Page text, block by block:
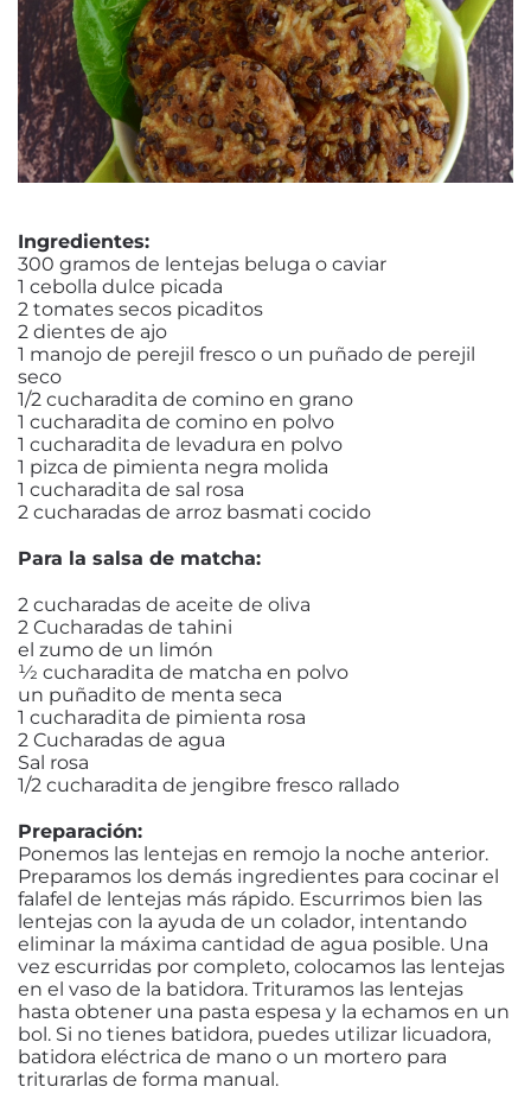
Ingredientes:
300 gramos de lentejas beluga o caviar
1 cebolla dulce picada
2 tomates secos picaditos
2 dientes de ajo
1 manojo de perejil fresco o un puñado de perejil
seco
1/2 cucharadita de comino en grano
1 cucharadita de comino en polvo
1 cucharadita de levadura en polvo
1 pizca de pimienta negra molida
1 cucharadita de sal rosa
2 cucharadas de arroz basmati cocido
Para la salsa de matcha:
2 cucharadas de aceite de oliva
2 Cucharadas de tahini
el zumo de un limón
1⁄2 cucharadita de matcha en polvo
un puñadito de menta seca
1 cucharadita de pimienta rosa
2 Cucharadas de agua
Sal rosa
1/2 cucharadita de jengibre fresco rallado
Preparación:
Ponemos las lentejas en remojo la noche anterior.
Preparamos los demás ingredientes para cocinar el
falafel de lentejas más rápido. Escurrimos bien las
lentejas con la ayuda de un colador, intentando
eliminar la máxima cantidad de agua posible. Una
vez escurridas por completo, colocamos las lentejas
en el vaso de la batidora. Trituramos las lentejas
hasta obtener una pasta espesa y la echamos en un
bol. Si no tienes batidora, puedes utilizar licuadora,
batidora eléctrica de mano o un mortero para
triturarlas de forma manual.